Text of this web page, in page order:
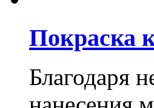
Покраска
Благодаря